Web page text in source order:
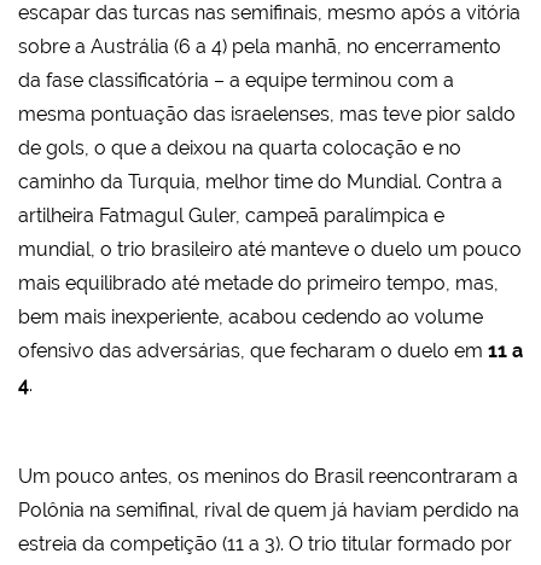
escapar das turcas nas semifinais, mesmo após a vitória
sobre a Austrália (6 a 4) pela manhã, no encerramento
da fase classificatória – a equipe terminou com a
mesma pontuação das israelenses, mas teve pior saldo
de gols, o que a deixou na quarta colocação e no
caminho da Turquia, melhor time do Mundial. Contra a
artilheira Fatmagul Guler, campeã paralímpica e
mundial, o trio brasileiro até manteve o duelo um pouco
mais equilibrado até metade do primeiro tempo, mas,
bem mais inexperiente, acabou cedendo ao volume
ofensivo das adversárias, que fecharam o duelo em 11 a
4.
Um pouco antes, os meninos do Brasil reencontraram a
Polônia na semifinal, rival de quem já haviam perdido na
estreia da competição (11 a 3). O trio titular formado por